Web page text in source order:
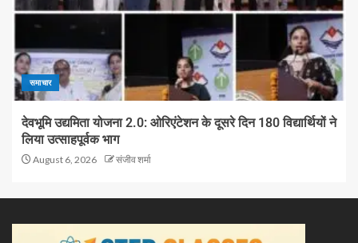
समाचार
देवभूमि उद्यमिता योजना 2.0: ओरिएंटेशन के दूसरे दिन 180 विद्यार्थियों ने
लिया उत्साहपूर्वक भाग
August 6, 2026 संजीव शर्मा